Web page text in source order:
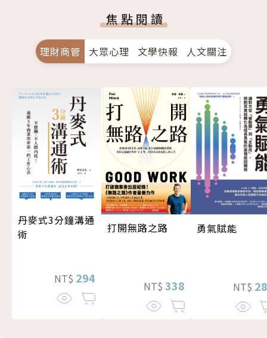
焦點閱讀
理財商管 大眾心理 文學快報 人文關注
丹麥式3分鐘溝通
術
NT$ 294
打開無路之路
NT$ 338
勇氣賦能
NT$